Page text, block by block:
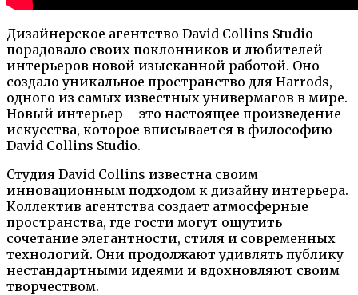
Дизайнерское агентство David Collins Studio
порадовало своих поклонников и любителей
интерьеров новой изысканной работой. Оно
создало уникальное пространство для Harrods,
одного из самых известных универмагов в мире.
Новый интерьер – это настоящее произведение
искусства, которое вписывается в философию
David Collins Studio.
Студия David Collins известна своим
инновационным подходом к дизайну интерьера.
Коллектив агентства создает атмосферные
пространства, где гости могут ощутить
сочетание элегантности, стиля и современных
технологий. Они продолжают удивлять публику
нестандартными идеями и вдохновляют своим
творчеством.